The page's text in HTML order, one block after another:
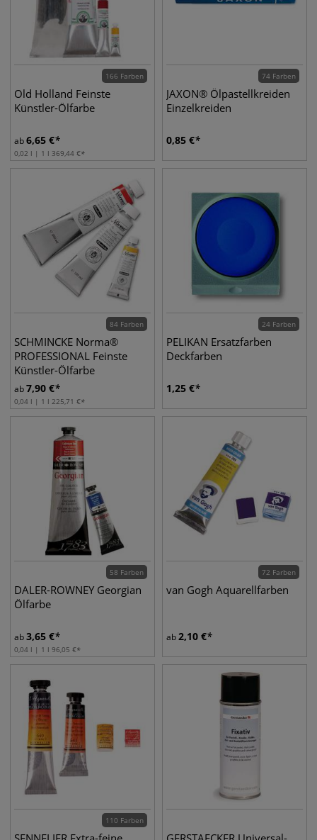
166 Farben
Old Holland Feinste
Künstler-Ölfarbe
ab6,65 €
0,02 l | 1 l 369,44 €
74 Farben
JAXON® Ölpastellkreiden
Einzelkreiden
0,85 €
84 Farben
SCHMINCKE Norma®
PROFESSIONAL Feinste
Künstler-Ölfarbe
ab7,90 €
0,04 l | 1 l 225,71 €
24 Farben
PELIKAN Ersatzfarben
Deckfarben
1,25 €
58 Farben
DALER-ROWNEY Georgian
Ölfarbe
ab3,65 €
0,04 l | 1 l 96,05 €
72 Farben
van Gogh Aquarellfarben
ab2,10 €
110 Farben